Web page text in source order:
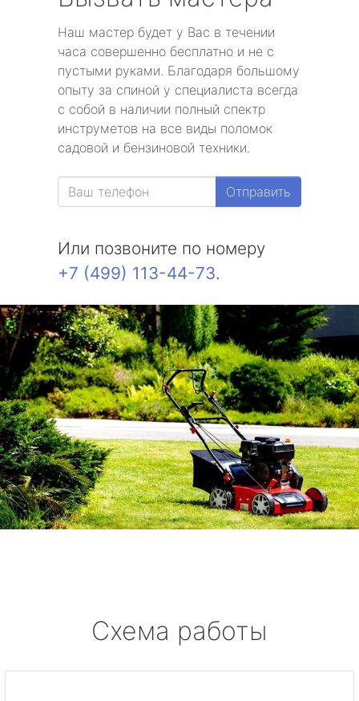
Наш мастер будет у Вас в течении
часа совершенно бесплатно и не с
пустыми руками. Благодаря большому
опыту за спиной у специалиста всегда
с собой в наличии полный спектр
инструметов на все виды поломок
садовой и бензиновой техники.
Отправить
Или позвоните по номеру
+7 (499) 113-44-73.
Схема работы